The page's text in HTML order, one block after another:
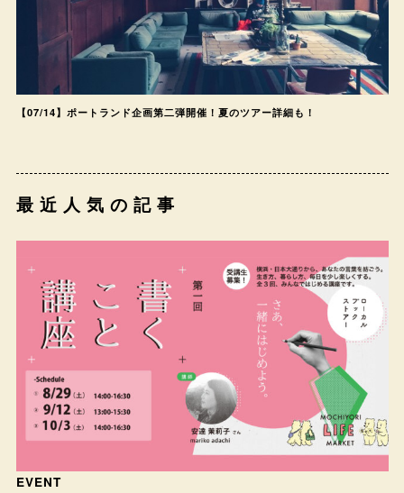
【07/14】ポートランド企画第二弾開催！夏のツアー詳細も！
最近人気の記事
EVENT